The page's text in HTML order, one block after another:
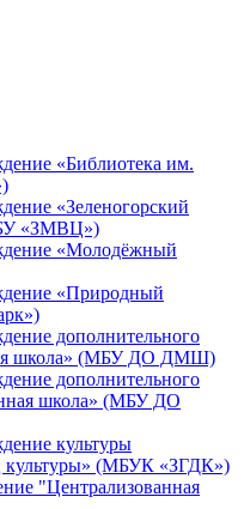
«Библиотека им.
«Зеленогорский
«ЗМВЦ»)
«Молодёжный
«Природный
дополнительного
школа» (МБУ ДО ДМШ)
дополнительного
школа» (МБУ ДО
культуры
культуры» (МБУК «ЗГДК»)
"Централизованная